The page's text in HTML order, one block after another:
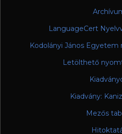
LanguageCert
Kodolányi János
Letölthető
Kiadvány:
Mezős